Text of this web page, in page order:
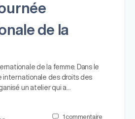
de la
de la femme. Dans le
internationale des droits des
un atelier qui a…
1 commentaire